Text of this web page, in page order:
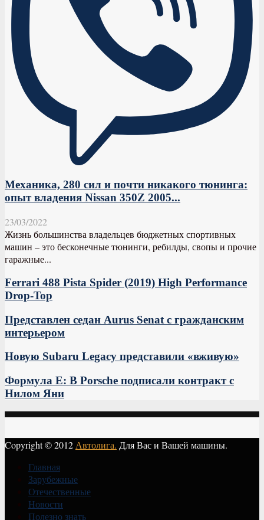
Механика, 280 сил и почти никакого тюнинга:
опыт владения Nissan 350Z 2005...
23/03/2022
Жизнь большинства владельцев бюджетных спортивных
машин – это бесконечные тюнинги, ребилды, свопы и прочие
гаражные...
Ferrari 488 Pista Spider (2019) High Performance
Drop-Top
Представлен седан Aurus Senat с гражданским
интерьером
Новую Subaru Legacy представили «вживую»
Формула Е: В Porsche подписали контракт с
Нилом Яни
Copyright © 2012 Автолига. Для Вас и Вашей машины.
Главная
Зарубежные
Отечественные
Новости
Полезно знать